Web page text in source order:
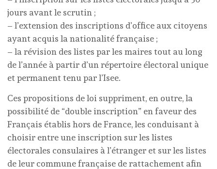
jours avant le scrutin ;
– l’extension des inscriptions d’office aux citoyens
ayant acquis la nationalité française ;
– la révision des listes par les maires tout au long
de l’année à partir d’un répertoire électoral unique
et permanent tenu par l’Isee.
Ces propositions de loi suppriment, en outre, la
possibilité de “double inscription” en faveur des
Français établis hors de France, les conduisant à
choisir entre une inscription sur les listes
électorales consulaires à l’étranger et sur les listes
de leur commune française de rattachement afin